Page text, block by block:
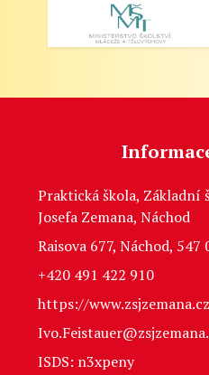
Praktická škola, Základní
Josefa Zemana, Náchod
Raisova 677, Náchod, 547
+420 491 422 910
https://www.zsjzemana.cz
ISDS: n3xpeny